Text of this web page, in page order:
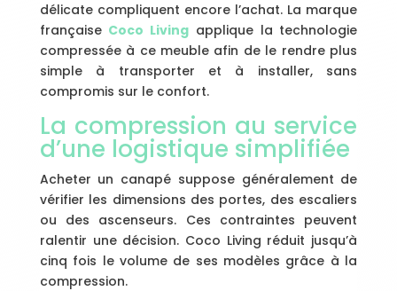
délicate compliquent encore l’achat. La marque
française Coco Living applique la technologie
compressée à ce meuble afin de le rendre plus
simple à transporter et à installer, sans
compromis sur le confort.
La compression au service
d’une logistique simplifiée
Acheter un canapé suppose généralement de
vérifier les dimensions des portes, des escaliers
ou des ascenseurs. Ces contraintes peuvent
ralentir une décision. Coco Living réduit jusqu’à
cinq fois le volume de ses modèles grâce à la
compression.